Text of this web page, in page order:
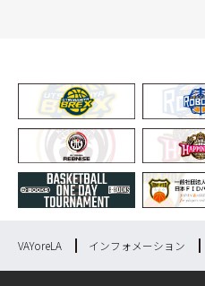
VAYoreLA インフォメーション